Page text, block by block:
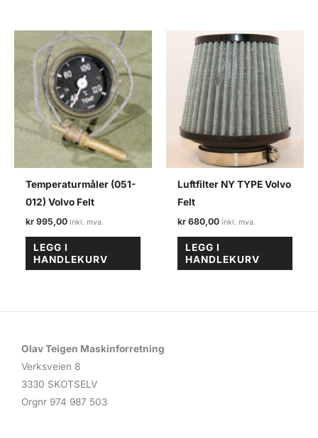
Temperaturmåler (051-
012) Volvo Felt
kr 995,00
LEGG I
HANDLEKURV
Luftfilter NY TYPE Volvo
Felt
kr 680,00
LEGG I
HANDLEKURV
Olav Teigen Maskinforretning
Verksveien 8
3330 SKOTSELV
Orgnr 974 987 503